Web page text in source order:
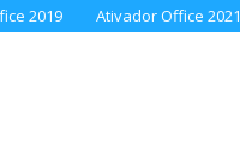
2019 Ativador Office 2021